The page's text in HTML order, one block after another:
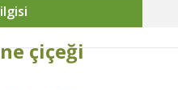
çiçeği